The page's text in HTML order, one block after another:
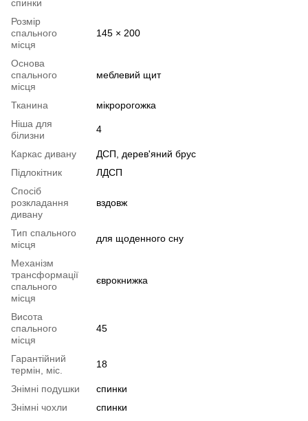
спинки
Розмір
спального
місця
145 × 200
Основа
спального
місця
меблевий щит
Тканина
мікророгожка
Ніша для
білизни
4
Каркас дивану
ДСП, дерев'яний брус
Підлокітник
ЛДСП
Спосіб
розкладання
дивану
вздовж
Тип спального
місця
для щоденного сну
Механізм
трансформації
спального
місця
єврокнижка
Висота
спального
місця
45
Гарантійний
термін, міс.
18
Знімні подушки
спинки
Знімні чохли
спинки